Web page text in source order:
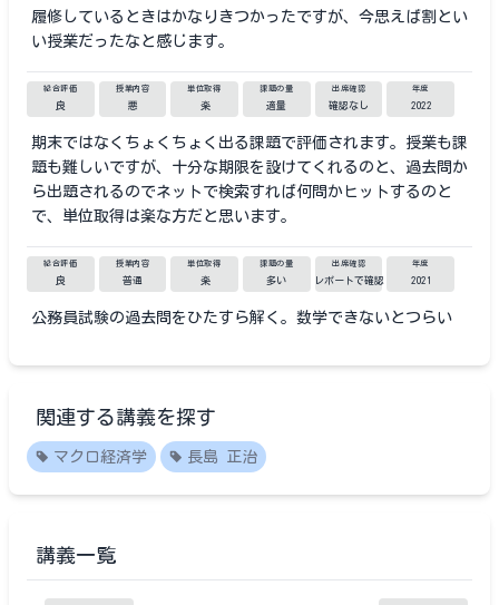
履修しているときはかなりきつかったですが、今思えば割とい
い授業だったなと感じます。
総合評価
良
授業内容
悪
単位取得
楽
課題の量
適量
出席確認
確認なし
年度
2022
期末ではなくちょくちょく出る課題で評価されます。授業も課
題も難しいですが、十分な期限を設けてくれるのと、過去問か
ら出題されるのでネットで検索すれば何問かヒットするのと
で、単位取得は楽な方だと思います。
総合評価
良
授業内容
普通
単位取得
楽
課題の量
多い
出席確認
レポートで確認
年度
2021
公務員試験の過去問をひたすら解く。数学できないとつらい
関連する講義を探す
マクロ経済学 長島 正治
講義一覧